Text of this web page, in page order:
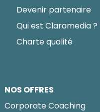
Devenir partenaire
Qui est Claramedia ?
Charte qualité
NOS OFFRES
Corporate Coaching